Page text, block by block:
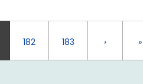
182 183 › »